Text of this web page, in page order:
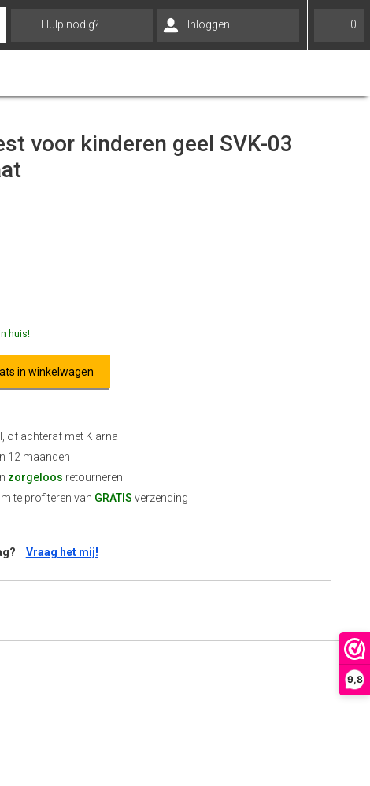
9,8
Hulp nodig? Inloggen 0
voor kinderen geel SVK-03
huis!
in winkelwagen
of achteraf met Klarna
12 maanden
zorgeloos retourneren
te profiteren van GRATIS verzending
Vraag het mij!